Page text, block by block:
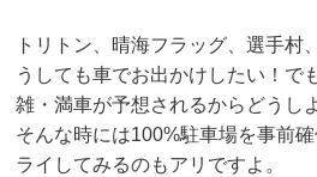
トリトン、晴海フラッグ、選手村
うしても車でお出かけしたい！で
雑・満車が予想されるからどうし
そんな時には100%駐車場を事前
ライしてみるのもアリですよ。